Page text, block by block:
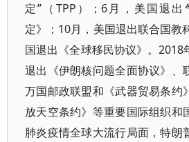
定”（TPP）；6月，美国退
定》；10月，美国退出联合国教
国退出《全球移民协议》。2018
退出《伊朗核问题全面协议》、
万国邮政联盟和《武器贸易条约
放天空条约》等重要国际组织和
肺炎疫情全球大流行局面，特朗